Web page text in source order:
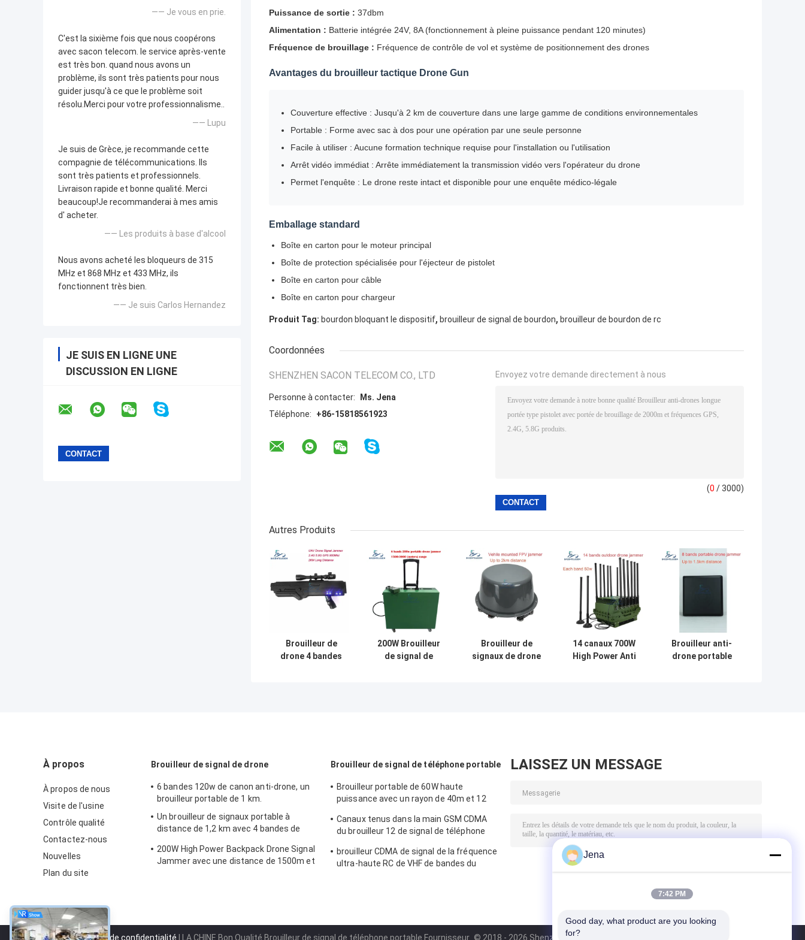
—— Je vous en prie.
C'est la sixième fois que nous coopérons
avec sacon telecom. le service après-vente
est très bon. quand nous avons un
problème, ils sont très patients pour nous
guider jusqu'à ce que le problème soit
résolu.Merci pour votre professionnalisme..
—— Lupu
Je suis de Grèce, je recommande cette
compagnie de télécommunications. Ils
sont très patients et professionnels.
Livraison rapide et bonne qualité. Merci
beaucoup!Je recommanderai à mes amis
d' acheter.
—— Les produits à base d'alcool
Nous avons acheté les bloqueurs de 315
MHz et 868 MHz et 433 MHz, ils
fonctionnent très bien.
—— Je suis Carlos Hernandez
JE SUIS EN LIGNE UNE
DISCUSSION EN LIGNE
Puissance de sortie : 37dbm
Alimentation : Batterie intégrée 24V, 8A (fonctionnement à pleine puissance pendant 120 minutes)
Fréquence de brouillage : Fréquence de contrôle de vol et système de positionnement des drones
Avantages du brouilleur tactique Drone Gun
Couverture effective : Jusqu'à 2 km de couverture dans une large gamme de conditions environnementales
Portable : Forme avec sac à dos pour une opération par une seule personne
Facile à utiliser : Aucune formation technique requise pour l'installation ou l'utilisation
Arrêt vidéo immédiat : Arrête immédiatement la transmission vidéo vers l'opérateur du drone
Permet l'enquête : Le drone reste intact et disponible pour une enquête médico-légale
Emballage standard
Boîte en carton pour le moteur principal
Boîte de protection spécialisée pour l'éjecteur de pistolet
Boîte en carton pour câble
Boîte en carton pour chargeur
Produit Tag: bourdon bloquant le dispositif, brouilleur de signal de bourdon, brouilleur de bourdon de rc
Coordonnées
SHENZHEN SACON TELECOM CO., LTD
Personne à contacter:
Ms. Jena
Téléphone:
+86-15818561923
Envoyez votre demande directement à nous
(0 / 3000)
Autres Produits
Brouilleur de
drone 4 bandes
200W Brouilleur
de signal de
Brouilleur de
signaux de drone
14 canaux 700W
High Power Anti
Brouilleur anti-
drone portable
À propos
À propos de nous
Visite de l'usine
Contrôle qualité
Contactez-nous
Nouvelles
Plan du site
Brouilleur de signal de drone
6 bandes 120w de canon anti-drone, un
brouilleur portable de 1 km.
Un brouilleur de signaux portable à
distance de 1,2 km avec 4 bandes de
200W High Power Backpack Drone Signal
Jammer avec une distance de 1500m et
Brouilleur de signal de téléphone portable
Brouilleur portable de 60W haute
puissance avec un rayon de 40m et 12
Canaux tenus dans la main GSM CDMA
du brouilleur 12 de signal de téléphone
brouilleur CDMA de signal de la fréquence
ultra-haute RC de VHF de bandes du
LAISSEZ UN MESSAGE
Politique de confidentialité | LA CHINE Bon Qualité Brouilleur de signal de téléphone portable Fournisseur. © 2018 - 2026 Shenzhen Sacon Telecom Co., Ltd. All Rights Reserved.
Jena
7:42 PM
Good day, what product are you looking
for?